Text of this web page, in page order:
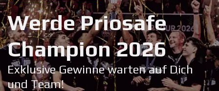
Werde Priosafe
Champion 20​26
Exklusive Gewinne warten auf Dich
und Team!